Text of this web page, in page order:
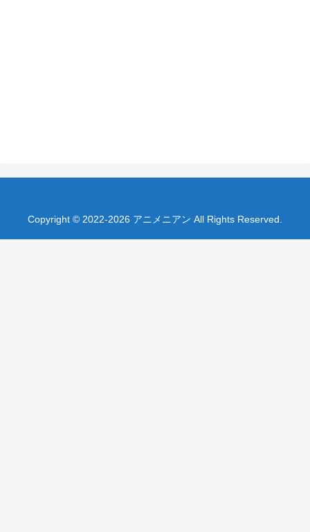
Copyright © 2022-2026 アニメニアン All Rights Reserved.